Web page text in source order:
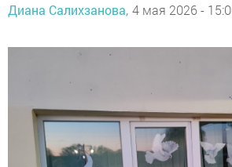
Диана Салихзанова, 4 мая 2026 -